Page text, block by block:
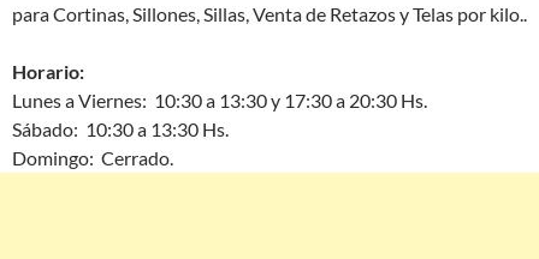
para Cortinas, Sillones, Sillas, Venta de Retazos y Telas por kilo..
Horario:
Lunes a Viernes: 10:30 a 13:30 y 17:30 a 20:30 Hs.
Sábado: 10:30 a 13:30 Hs.
Domingo: Cerrado.